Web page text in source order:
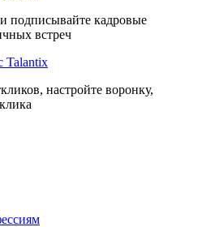
подписывайте кадровые
встреч
Talantix
настройте воронку,